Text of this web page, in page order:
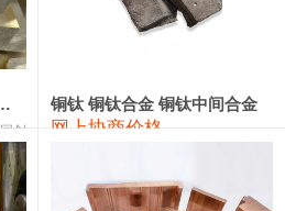
12,300 0
113,970
六角棒/黄铜方板
创
铜钛 铜钛合金 铜钛中间合金
网上协商价格